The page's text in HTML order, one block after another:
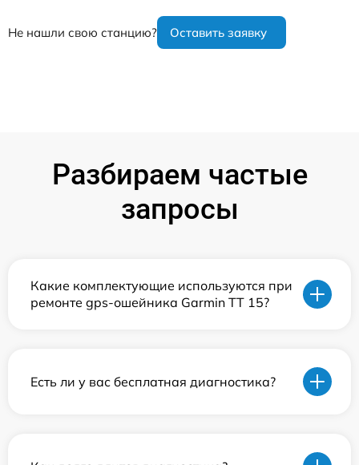
Не нашли свою станцию? Оставить заявку
Разбираем частые
запросы
Какие комплектующие используются при
ремонте gps-ошейника Garmin TT 15?
Есть ли у вас бесплатная диагностика?